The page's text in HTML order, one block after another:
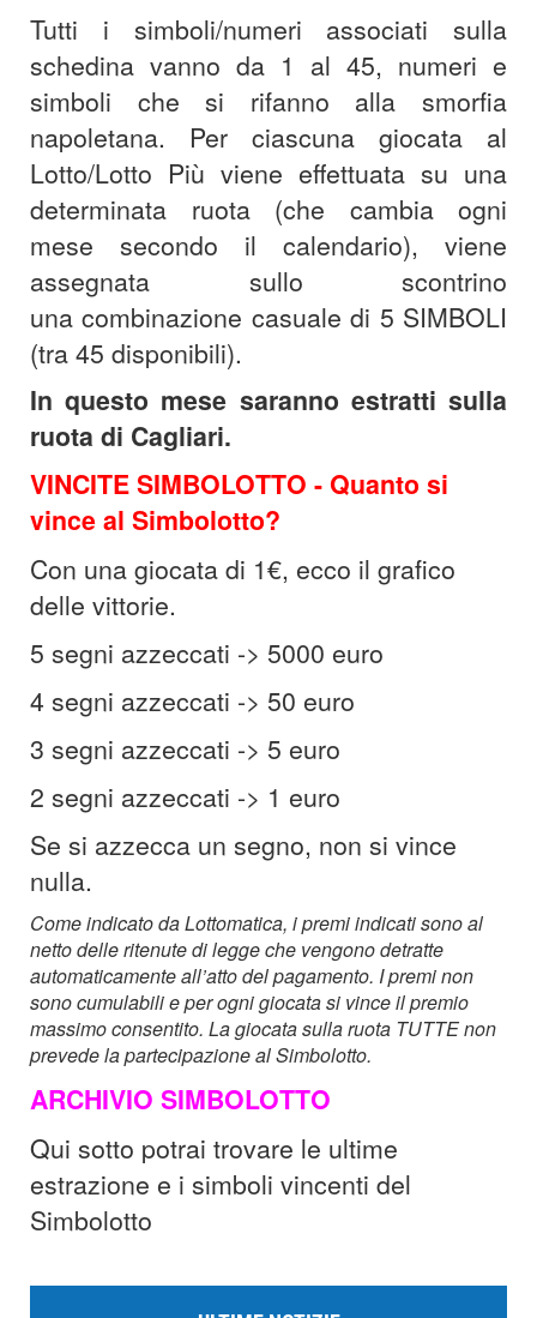
Tutti i simboli/numeri associati sulla
schedina vanno da 1 al 45, numeri e
simboli che si rifanno alla smorfia
napoletana. Per ciascuna giocata al
Lotto/Lotto Più viene effettuata su una
determinata ruota (che cambia ogni
mese secondo il calendario), viene
assegnata sullo scontrino
una combinazione casuale di 5 SIMBOLI
(tra 45 disponibili).
In questo mese saranno estratti sulla
ruota di Cagliari.
VINCITE SIMBOLOTTO - Quanto si
vince al Simbolotto?
Con una giocata di 1€, ecco il grafico
delle vittorie.
5 segni azzeccati -> 5000 euro
4 segni azzeccati -> 50 euro
3 segni azzeccati -> 5 euro
2 segni azzeccati -> 1 euro
Se si azzecca un segno, non si vince
nulla.
Come indicato da Lottomatica, i premi indicati sono al
netto delle ritenute di legge che vengono detratte
automaticamente all’atto del pagamento. I premi non
sono cumulabili e per ogni giocata si vince il premio
massimo consentito. La giocata sulla ruota TUTTE non
prevede la partecipazione al Simbolotto.
ARCHIVIO SIMBOLOTTO
Qui sotto potrai trovare le ultime
estrazione e i simboli vincenti del
Simbolotto